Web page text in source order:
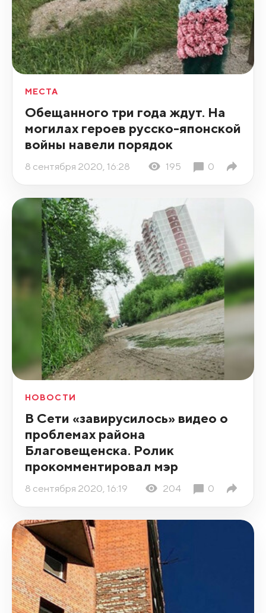
МЕСТА
Обещанного три года ждут. На
могилах героев русско-японской
войны навели порядок
8 сентября 2020, 16:28 195 0
НОВОСТИ
В Сети «завирусилось» видео о
проблемах района
Благовещенска. Ролик
прокомментировал мэр
8 сентября 2020, 16:19 204 0